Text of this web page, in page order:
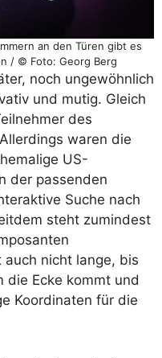
an den Türen gibt es
/ © Foto: Georg Berg
noch ungewöhnlich
und mutig. Gleich
des
waren die
US-
der passenden
Suche nach
steht zumindest
auch nicht lange, bis
die Ecke kommt und
Koordinaten für die